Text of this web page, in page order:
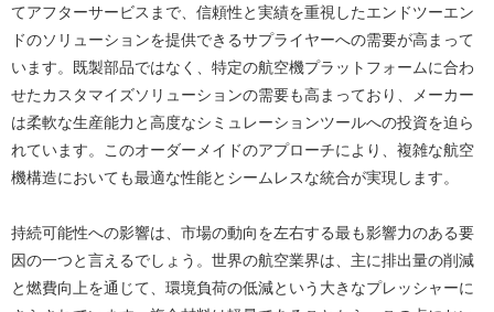
てアフターサービスまで、信頼性と実績を重視したエンドツーエン
ドのソリューションを提供できるサプライヤーへの需要が高まって
います。既製部品ではなく、特定の航空機プラットフォームに合わ
せたカスタマイズソリューションの需要も高まっており、メーカー
は柔軟な生産能力と高度なシミュレーションツールへの投資を迫ら
れています。このオーダーメイドのアプローチにより、複雑な航空
機構造においても最適な性能とシームレスな統合が実現します。
持続可能性への影響は、市場の動向を左右する最も影響力のある要
因の一つと言えるでしょう。世界の航空業界は、主に排出量の削減
と燃費向上を通じて、環境負荷の低減という大きなプレッシャーに